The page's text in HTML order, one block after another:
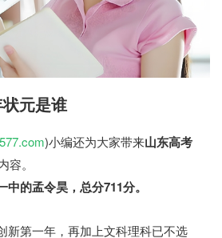
元是谁
)小编还为大家带来山东高考
容。
的孟令昊，总分711分。
新第一年，再加上文科理科已不选